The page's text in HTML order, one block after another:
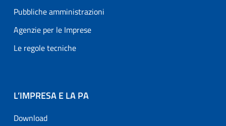
Pubbliche amministrazioni
Agenzie per le Imprese
Le regole tecniche
L’IMPRESA E LA PA
Download